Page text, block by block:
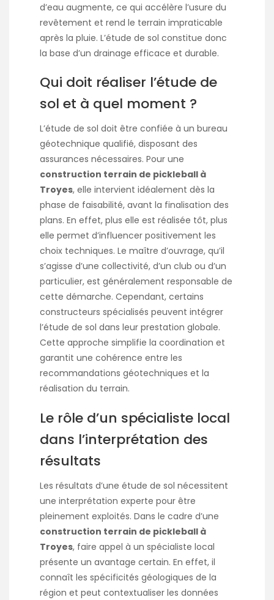
d’eau augmente, ce qui accélère l’usure du
revêtement et rend le terrain impraticable
après la pluie. L’étude de sol constitue donc
la base d’un drainage efficace et durable.
Qui doit réaliser l’étude de
sol et à quel moment ?
L’étude de sol doit être confiée à un bureau
géotechnique qualifié, disposant des
assurances nécessaires. Pour une
construction terrain de pickleball à
Troyes, elle intervient idéalement dès la
phase de faisabilité, avant la finalisation des
plans. En effet, plus elle est réalisée tôt, plus
elle permet d’influencer positivement les
choix techniques. Le maître d’ouvrage, qu’il
s’agisse d’une collectivité, d’un club ou d’un
particulier, est généralement responsable de
cette démarche. Cependant, certains
constructeurs spécialisés peuvent intégrer
l’étude de sol dans leur prestation globale.
Cette approche simplifie la coordination et
garantit une cohérence entre les
recommandations géotechniques et la
réalisation du terrain.
Le rôle d’un spécialiste local
dans l’interprétation des
résultats
Les résultats d’une étude de sol nécessitent
une interprétation experte pour être
pleinement exploités. Dans le cadre d’une
construction terrain de pickleball à
Troyes, faire appel à un spécialiste local
présente un avantage certain. En effet, il
connaît les spécificités géologiques de la
région et peut contextualiser les données